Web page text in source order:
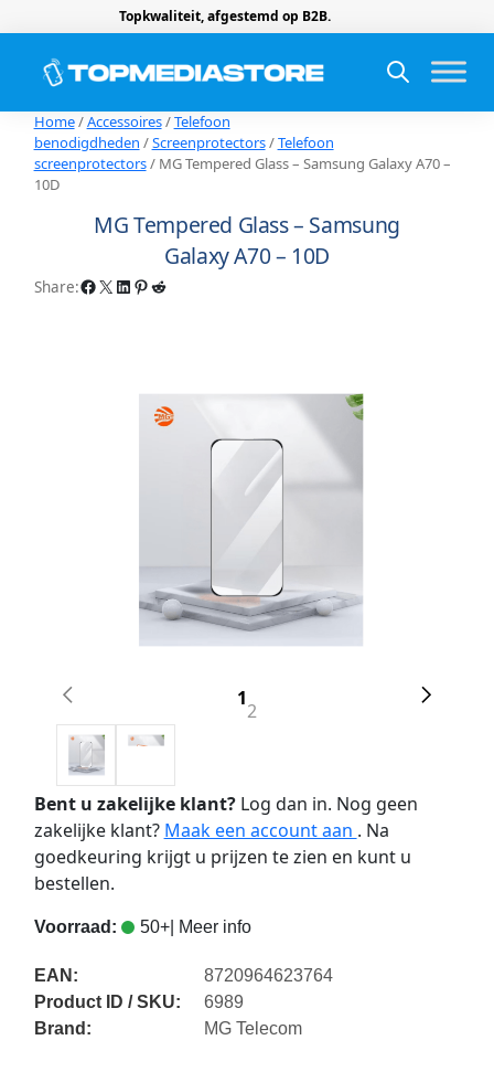
Topkwaliteit, afgestemd op B2B.
Home/Accessoires/Telefoon
benodigdheden /Screenprotectors/Telefoon
screenprotectors/ MG Tempered Glass – Samsung Galaxy A70 –
10D
MG Tempered Glass – Samsung
Galaxy A70 – 10D
Share:Facebook X LinkedIn Pinterest Reddit
1
2
Bent u zakelijke klant?Log dan in. Nog geen
zakelijke klant? Maak een account aan . Na
goedkeuring krijgt u prijzen te zien en kunt u
bestellen.
Voorraad: 50+| Meer info
EAN:
8720964623764
Product ID / SKU:
6989
Brand:
MG Telecom